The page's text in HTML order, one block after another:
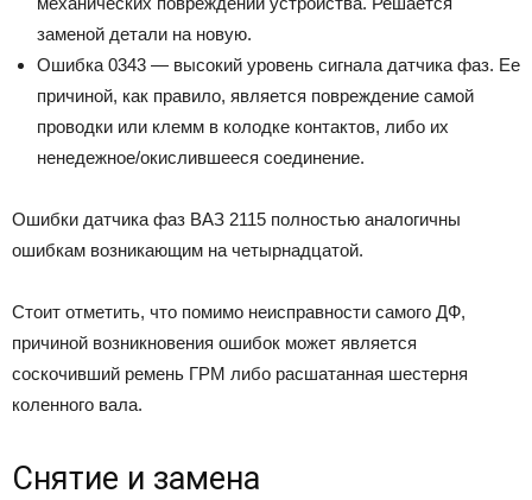
заменой детали на новую.
Ошибка 0343 — высокий уровень сигнала датчика фаз. Ее
причиной, как правило, является повреждение самой
проводки или клемм в колодке контактов, либо их
ненедежное/окислившееся соединение.
Ошибки датчика фаз ВАЗ 2115 полностью аналогичны
ошибкам возникающим на четырнадцатой.
Стоит отметить, что помимо неисправности самого ДФ,
причиной возникновения ошибок может является
соскочивший ремень ГРМ либо расшатанная шестерня
коленного вала.
Снятие и замена